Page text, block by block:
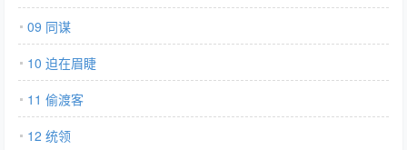
09 同谋
10 迫在眉睫
11 偷渡客
12 统领